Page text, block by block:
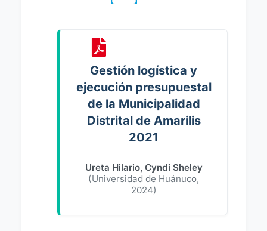
Gestión logística y
ejecución presupuestal
de la Municipalidad
Distrital de Amarilis
2021
Ureta Hilario, Cyndi Sheley
(Universidad de Huánuco,
2024)